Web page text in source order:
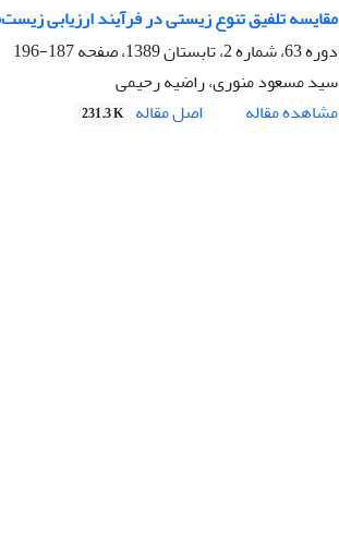
مقایسه تلفیق تنوع زیستی در فرآیند ارزیابی
دوره 63، شماره 2، تابستان 1389، صفحه
187-196
سید مسعود منوری، راضیه رحیمی
مشاهده مقاله
اصل مقاله 231.3 K